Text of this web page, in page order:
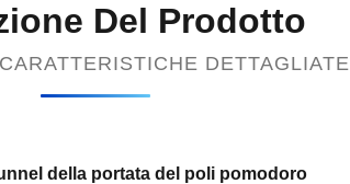
Del Prodotto
DETTAGLIATE
della portata del poli pomodoro